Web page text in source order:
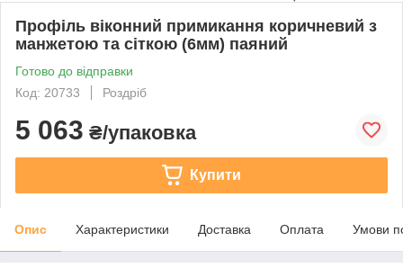
Профіль віконний примикання коричневий з
манжетою та сіткою (6мм) паяний
Готово до відправки
Код: 20733
Роздріб
5 063 ₴/упаковка
Купити
Опис Характеристики Доставка Оплата Умови